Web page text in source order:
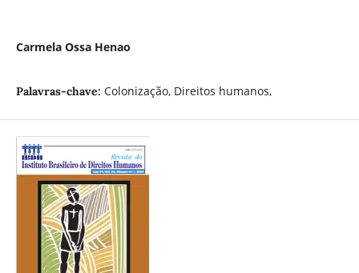
Carmela Ossa Henao
Palavras-chave: Colonização, Direitos humanos,